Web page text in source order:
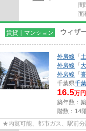
間
面
賃貸｜マンション ウィザ
外房線 「
外房線 「
外房線 「
千葉県千
16.5万円
築年数：
階数：14
★内覧可能、都市ガス、駅前